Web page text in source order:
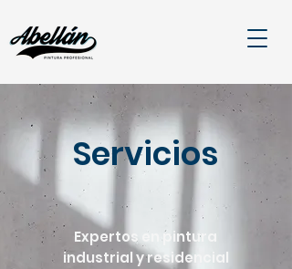
Servicios
Expertos en pintura
industrial y residencial